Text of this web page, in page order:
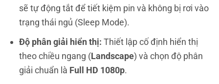
sẽ tự động tắt để tiết kiệm pin và không bị rơi vào
trạng thái ngủ (Sleep Mode).
Độ phân giải hiển thị: Thiết lập cố định hiển thị
theo chiều ngang (Landscape) và chọn độ phân
giải chuẩn là Full HD 1080p.